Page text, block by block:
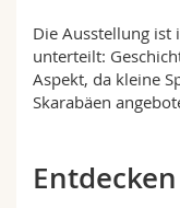
Die Ausstellung ist
unterteilt:
Aspekt, da kleine
Skarabäen
Entdecken